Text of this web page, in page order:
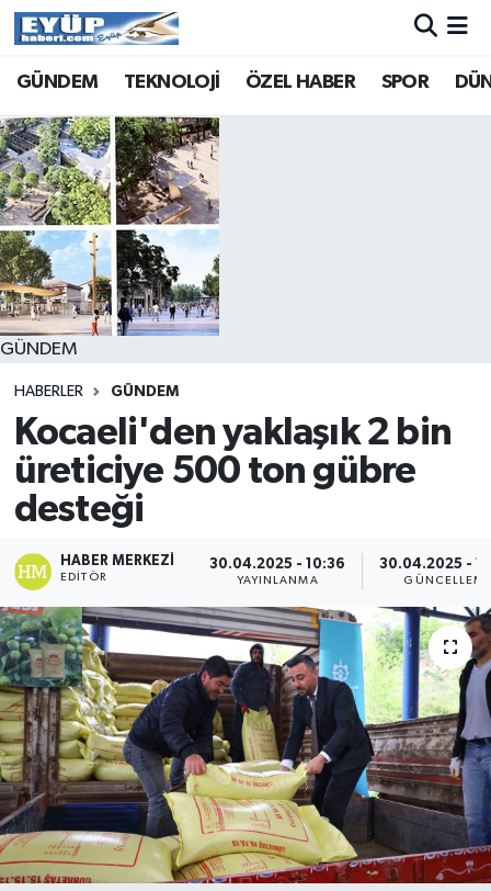
GÜNDEM TEKNOLOJİ ÖZEL HABER SPOR
GÜNDEM
HABERLER GÜNDEM
Kocaeli'den yaklaşık 2 bin
üreticiye 500 ton gübre
desteği
HABER MERKEZI
EDITÖR
30.04.2025 - 10:36
YAYINLANMA
30.04.2025 -